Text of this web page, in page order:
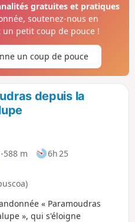
et
ne pas
de
sur la baie
de
gratuites et pratiques
soutenez-nous en
petit coup de pouce !
un coup de pouce
depuis la
-588 m
6h 25
« Paramoudras
», qui s'éloigne